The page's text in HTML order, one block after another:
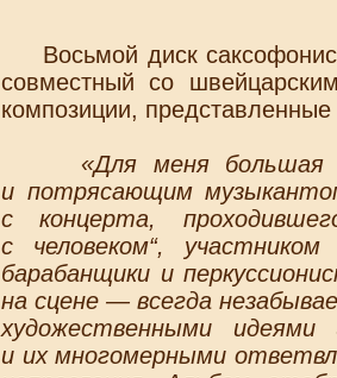
Восьмой диск
совместный со
композиции,
«Для меня большая
и потрясающим
с концерта,
с человеком“,
барабанщики и
на сцене — всегда
художественными
и их многомерными